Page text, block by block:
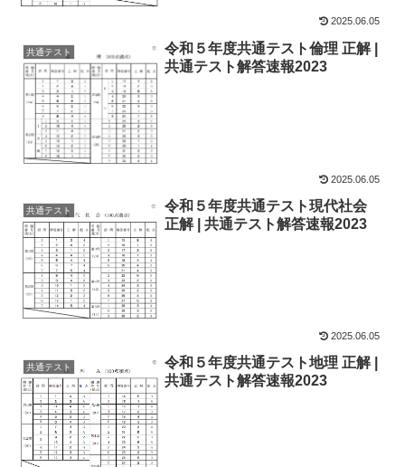
2025.06.05
共通テスト
令和５年度共通テスト倫理 正解 |
共通テスト解答速報2023
2025.06.05
共通テスト
令和５年度共通テスト現代社会
正解 | 共通テスト解答速報2023
2025.06.05
共通テスト
令和５年度共通テスト地理 正解 |
共通テスト解答速報2023